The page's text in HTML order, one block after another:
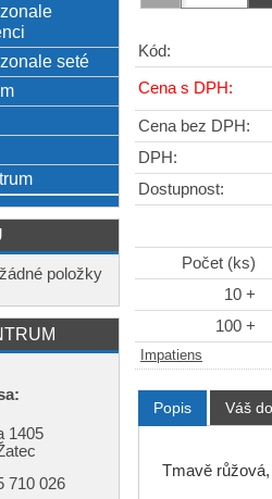
Kód:
Cena s DPH:
Cena bez DPH:
DPH:
Dostupnost:
Počet (ks)
10 +
100 +
Impatiens
Popis Váš
Tmavě
seté
položky
1405
710 026